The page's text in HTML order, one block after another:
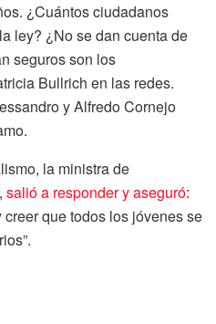
¿Cuántos ciudadanos
ley? ¿No se dan cuenta de
seguros son los
Bullrich en las redes.
y Alfredo Cornejo
la ministra de
salió a responder y aseguró:
que todos los jóvenes se